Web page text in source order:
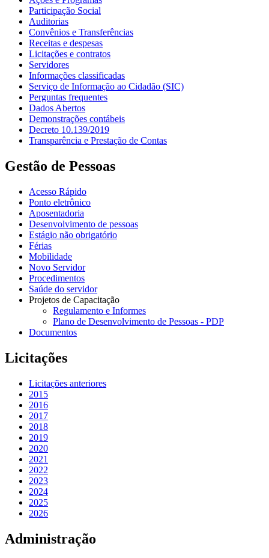
Participação Social
Auditorias
Convênios e Transferências
Receitas e despesas
Licitações e contratos
Servidores
Informações classificadas
Serviço de Informação ao Cidadão (SIC)
Perguntas frequentes
Dados Abertos
Demonstrações contábeis
Decreto 10.139/2019
Transparência e Prestação de Contas
Gestão de Pessoas
Acesso Rápido
Ponto eletrônico
Aposentadoria
Desenvolvimento de pessoas
Estágio não obrigatório
Férias
Mobilidade
Novo Servidor
Procedimentos
Saúde do servidor
Projetos de Capacitação
Regulamento e Informes
Plano de Desenvolvimento de Pessoas - PDP
Documentos
Licitações
Licitações anteriores
2015
2016
2017
2018
2019
2020
2021
2022
2023
2024
2025
2026
Administração